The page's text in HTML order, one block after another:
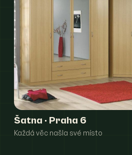
Šatna · Praha 6
Každá věc našla své místo